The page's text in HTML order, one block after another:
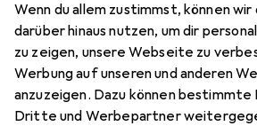
Wenn du allem zustimmst, können
darüber hinaus nutzen, um dir
zu zeigen, unsere Webseite zu
Werbung auf unseren und anderen
anzuzeigen. Dazu können bestimmte
Dritte und Werbepartner
Preis in EUR inkl. MwSt.
8
Bewertungen Marke
Mehr